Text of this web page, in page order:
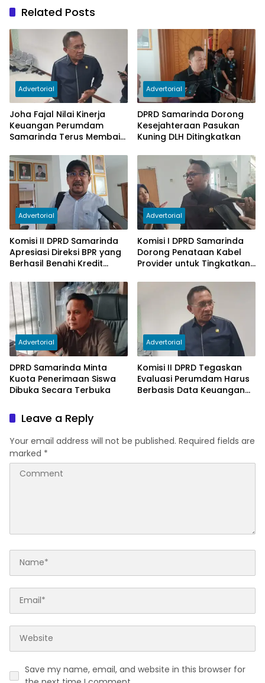
Related Posts
Advertorial
Joha Fajal Nilai Kinerja
Keuangan Perumdam
Samarinda Terus Membaik,
Subsidi Berkurang
Advertorial
DPRD Samarinda Dorong
Kesejahteraan Pasukan
Kuning DLH Ditingkatkan
Advertorial
Komisi II DPRD Samarinda
Apresiasi Direksi BPR yang
Berhasil Benahi Kredit
Advertorial
Komisi I DPRD Samarinda
Dorong Penataan Kabel
Provider untuk Tingkatkan
Advertorial
DPRD Samarinda Minta
Kuota Penerimaan Siswa
Dibuka Secara Terbuka
Advertorial
Komisi II DPRD Tegaskan
Evaluasi Perumdam Harus
Berbasis Data Keuangan
Leave a Reply
Your email address will not be published. Required fields are
marked *
Save my name, email, and website in this browser for